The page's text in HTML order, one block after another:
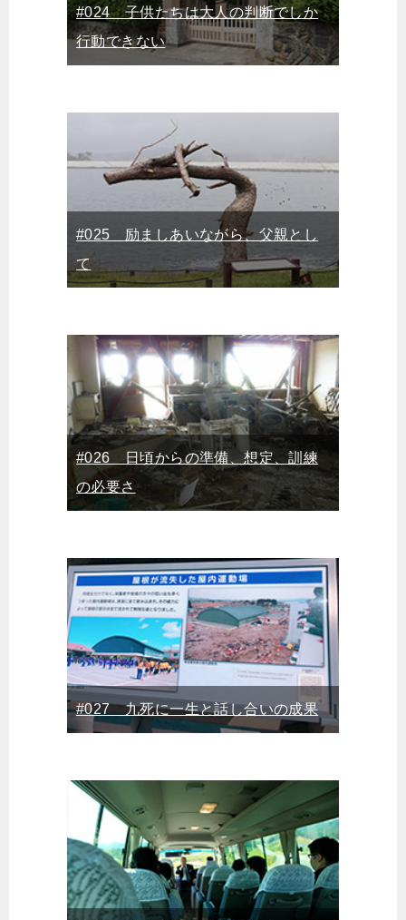
#024 子供たちは大人の判断でしか
行動できない
#025 励ましあいながら、父親とし
て
#026 日頃からの準備、想定、訓練
の必要さ
#027 九死に一生と話し合いの成果